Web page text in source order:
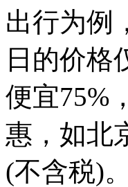
出行为例
日的价格
便宜75%
惠，如北
(不含税)